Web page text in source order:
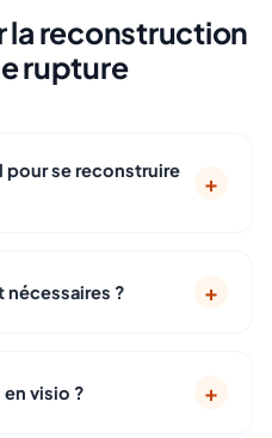
la reconstruction
rupture
se reconstruire
+
nécessaires ? +
visio ? +